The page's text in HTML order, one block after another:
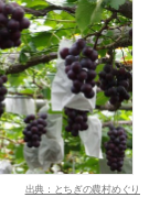
出典：とちぎの農村めぐり